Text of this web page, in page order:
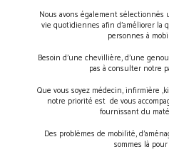
Nous avons également sélectionnés
vie quotidiennes afin d’améliorer la
personnes à
Besoin d’une chevillière, d’une
pas à consulter notre
Que vous soyez médecin, infirmière
notre priorité est de vous
fournissant du
Des problèmes de mobilité,
sommes là